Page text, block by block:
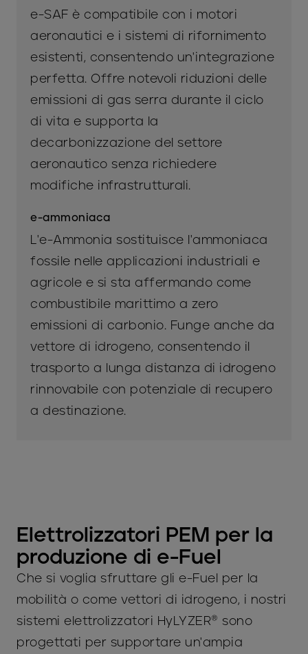
e-SAF è compatibile con i motori
aeronautici e i sistemi di rifornimento
esistenti, consentendo un'integrazione
perfetta. Offre notevoli riduzioni delle
emissioni di gas serra durante il ciclo
di vita e supporta la
decarbonizzazione del settore
aeronautico senza richiedere
modifiche infrastrutturali.
e-ammoniaca
L'e-Ammonia sostituisce l'ammoniaca
fossile nelle applicazioni industriali e
agricole e si sta affermando come
combustibile marittimo a zero
emissioni di carbonio. Funge anche da
vettore di idrogeno, consentendo il
trasporto a lunga distanza di idrogeno
rinnovabile con potenziale di recupero
a destinazione.
Elettrolizzatori PEM per la
produzione di e-Fuel
Che si voglia sfruttare gli e-Fuel per la
mobilità o come vettori di idrogeno, i nostri
sistemi elettrolizzatori HyLYZER® sono
progettati per supportare un'ampia